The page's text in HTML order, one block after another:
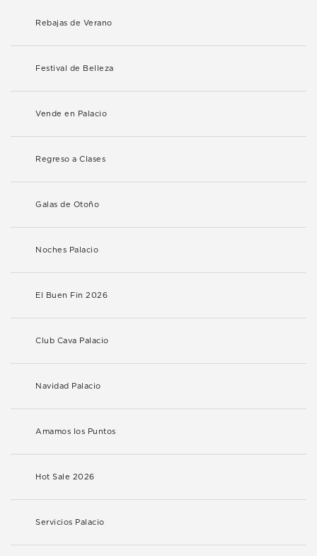
Rebajas de Verano
Festival de Belleza
Vende en Palacio
Regreso a Clases
Galas de Otoño
Noches Palacio
El Buen Fin 2026
Club Cava Palacio
Navidad Palacio
Amamos los Puntos
Hot Sale 2026
Servicios Palacio